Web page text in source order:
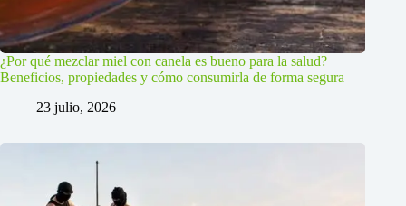
¿Por qué mezclar miel con canela es bueno para la salud?
Beneficios, propiedades y cómo consumirla de forma segura
23 julio, 2026